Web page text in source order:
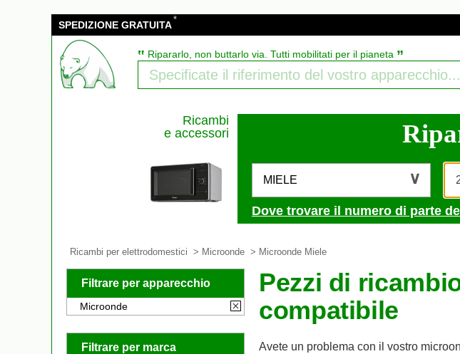
SPEDIZIONE GRATUITA*
‟ Ripararlo, non buttarlo via. Tutti mobilitati per il pianeta ”
Ricambi
e accessori
MIELE
Dove trovare il numero di parte
Ricambi per elettrodomestici > Microonde > Microonde Miele
Filtrare per apparecchio
Microonde
Filtrare per marca
Pezzi di
compatibile
Avete un problema con il vostro